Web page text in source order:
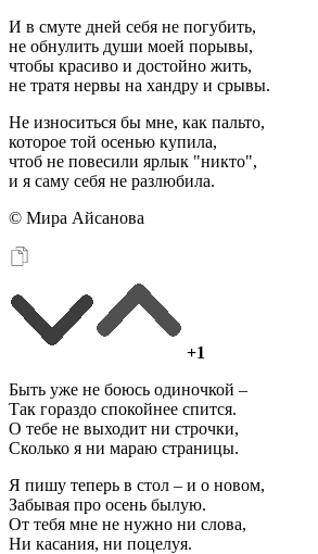
И в смуте дней себя не погубить,
не обнулить души моей порывы,
чтобы красиво и достойно жить,
не тратя нервы на хандру и срывы.
Не износиться бы мне, как пальто,
которое той осенью купила,
чтоб не повесили ярлык "никто",
и я саму себя не разлюбила.
© Мира Айсанова
+1
Быть уже не боюсь одиночкой –
Так гораздо спокойнее спится.
О тебе не выходит ни строчки,
Сколько я ни мараю страницы.
Я пишу теперь в стол – и о новом,
Забывая про осень былую.
От тебя мне не нужно ни слова,
Ни касания, ни поцелуя.